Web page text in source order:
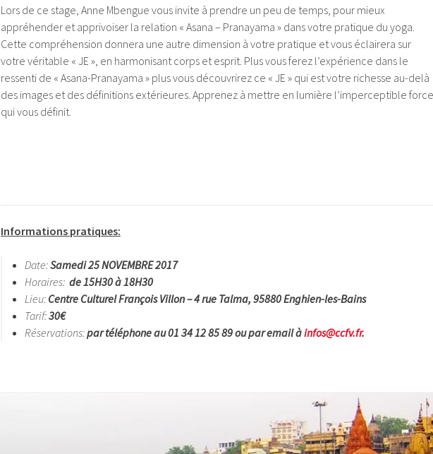
Lors de ce stage, Anne Mbengue vous invite à prendre un peu de temps, pour mieux
appréhender et apprivoiser la relation « Asana – Pranayama » dans votre pratique du yoga.
Cette compréhension donnera une autre dimension à votre pratique et vous éclairera sur
votre véritable « JE », en harmonisant corps et esprit. Plus vous ferez l’expérience dans le
ressenti de « Asana-Pranayama » plus vous découvrirez ce « JE » qui est votre richesse au-delà
des images et des définitions extérieures. Apprenez à mettre en lumière l’imperceptible force
qui vous définit.
Informations pratiques:
Date:Samedi 25 NOVEMBRE 2017
Horaires: de 15H30 à 18H30
Lieu: Centre Culturel François Villon – 4 rue Talma, 95880 Enghien-les-Bains
Tarif:30€
Réservations:par téléphone au 01 34 12 85 89 ou par email àinfos@ccfv.fr.